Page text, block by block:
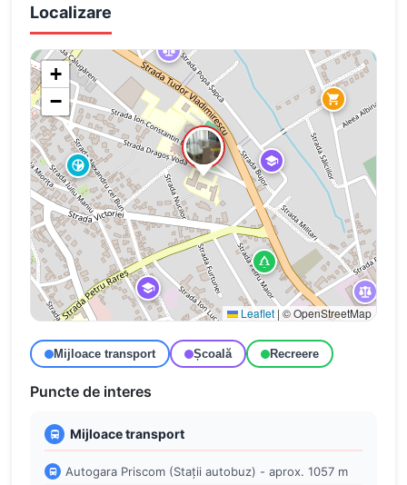
Localizare
+
−
Leaflet | © OpenStreetMap
Mijloace transport Școală Recreere
Puncte de interes
Mijloace transport
Autogara Priscom (Stații autobuz) - aprox. 1057 m